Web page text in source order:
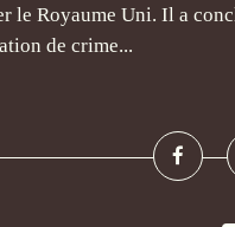
le Royaume Uni. Il a
de crime...